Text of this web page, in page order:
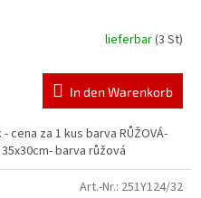
lieferbar(3 St)
In den Warenkorb
za 1 kus barva RŮŽOVÁ-
barva růžová
Art.-Nr.: 251Y124/32